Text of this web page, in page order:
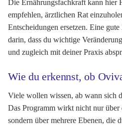
Die Ernährungsfachkraft kann hier
empfehlen, ärztlichen Rat
Entscheidungen ersetzen. Eine
darin, dass du wichtige
und zugleich mit deiner Praxis
Wie du erkennst, ob
Viele wollen wissen, ab wann sich
Das Programm wirkt nicht nur über
sondern über mehrere Ebenen, die